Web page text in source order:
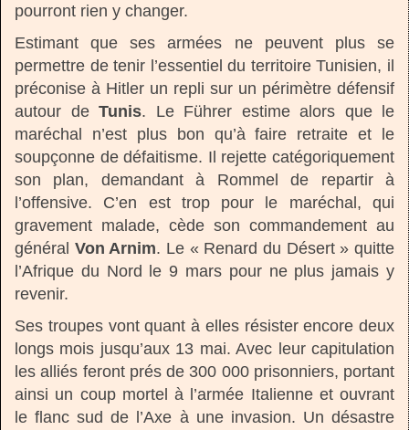
pourront rien y changer.
Estimant que ses armées ne peuvent plus se
permettre de tenir l’essentiel du territoire Tunisien, il
préconise à Hitler un repli sur un périmètre défensif
autour de Tunis. Le Führer estime alors que le
maréchal n’est plus bon qu’à faire retraite et le
soupçonne de défaitisme. Il rejette catégoriquement
son plan, demandant à Rommel de repartir à
l’offensive. C’en est trop pour le maréchal, qui
gravement malade, cède son commandement au
général Von Arnim. Le « Renard du Désert » quitte
l’Afrique du Nord le 9 mars pour ne plus jamais y
revenir.
Ses troupes vont quant à elles résister encore deux
longs mois jusqu’aux 13 mai. Avec leur capitulation
les alliés feront prés de 300 000 prisonniers, portant
ainsi un coup mortel à l’armée Italienne et ouvrant
le flanc sud de l’Axe à une invasion. Un désastre